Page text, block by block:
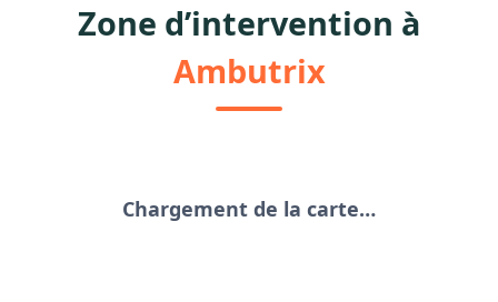
Zone d’intervention à
Ambutrix
Chargement de la carte…